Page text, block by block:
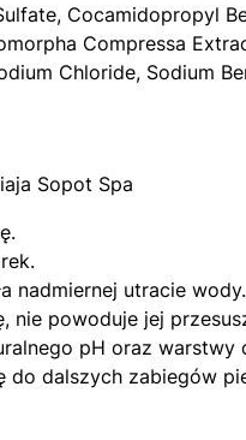
Cocamidopropyl
Compressa
Chloride, Sodium
Sopot Spa
nadmiernej utracie wody.
nie powoduje jej
pH oraz warstwy
do dalszych zabiegów